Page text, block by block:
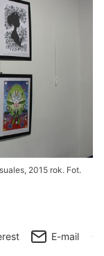
2015 rok. Fot.
E-mail